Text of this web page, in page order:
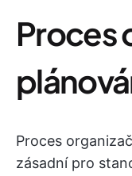
Proces
Proces
zásadní pro